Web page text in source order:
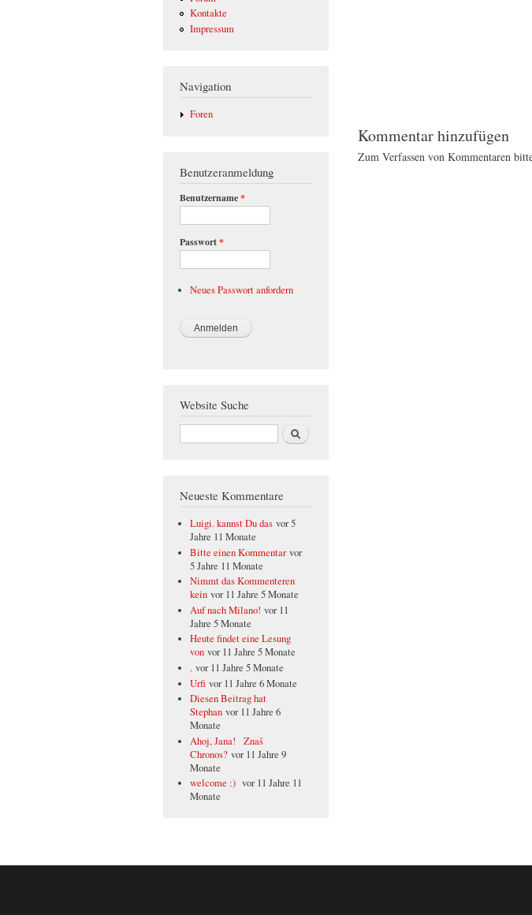
Kontakte
Impressum
Navigation
Foren
Benutzeranmeldung
Benutzername*
Passwort*
Neues Passwort anfordern
Website Suche
Suche
Neueste Kommentare
Luigi. kannst Du das vor 5
Jahre 11 Monate
Bitte einen Kommentar vor
5 Jahre 11 Monate
Nimmt das Kommenteren
kein vor 11 Jahre 5 Monate
Auf nach Milano! vor 11
Jahre 5 Monate
Heute findet eine Lesung
von vor 11 Jahre 5 Monate
. vor 11 Jahre 5 Monate
Urfi vor 11 Jahre 6 Monate
Diesen Beitrag hat
Stephan vor 11 Jahre 6
Monate
Ahoj, Jana! Znaš
Chronos? vor 11 Jahre 9
Monate
welcome :) vor 11 Jahre 11
Monate
Kommentar hinzufügen
Zum Verfassen von Kommentaren